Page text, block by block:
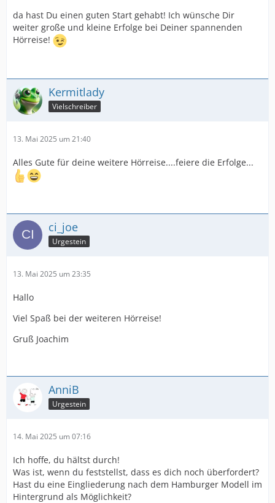
da hast Du einen guten Start gehabt! Ich wünsche Dir
weiter große und kleine Erfolge bei Deiner spannenden
Hörreise!
Kermitlady
Vielschreiber
13. Mai 2025 um 21:40
Alles Gute für deine weitere Hörreise....feiere die Erfolge...
ci_joe
Urgestein
13. Mai 2025 um 23:35
Hallo
Viel Spaß bei der weiteren Hörreise!
Gruß Joachim
AnniB
Urgestein
14. Mai 2025 um 07:16
Ich hoffe, du hältst durch!
Was ist, wenn du feststellst, dass es dich noch überfordert?
Hast du eine Eingliederung nach dem Hamburger Modell im
Hintergrund als Möglichkeit?